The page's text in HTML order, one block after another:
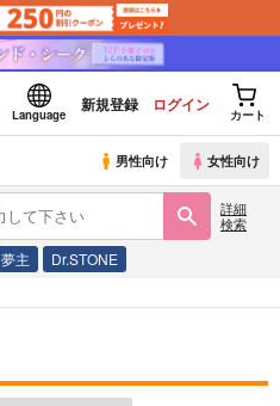
Language
新規登録 ログイン
カート
男性向け 女性向け
詳細
検索
夢主 Dr.STONE